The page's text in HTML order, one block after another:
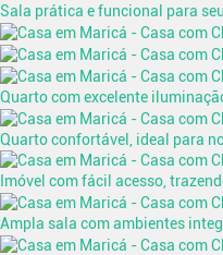
Sala prática e funcional para
Quarto com excelente
Quarto confortável, ideal para
Imóvel com fácil acesso,
Ampla sala com ambientes